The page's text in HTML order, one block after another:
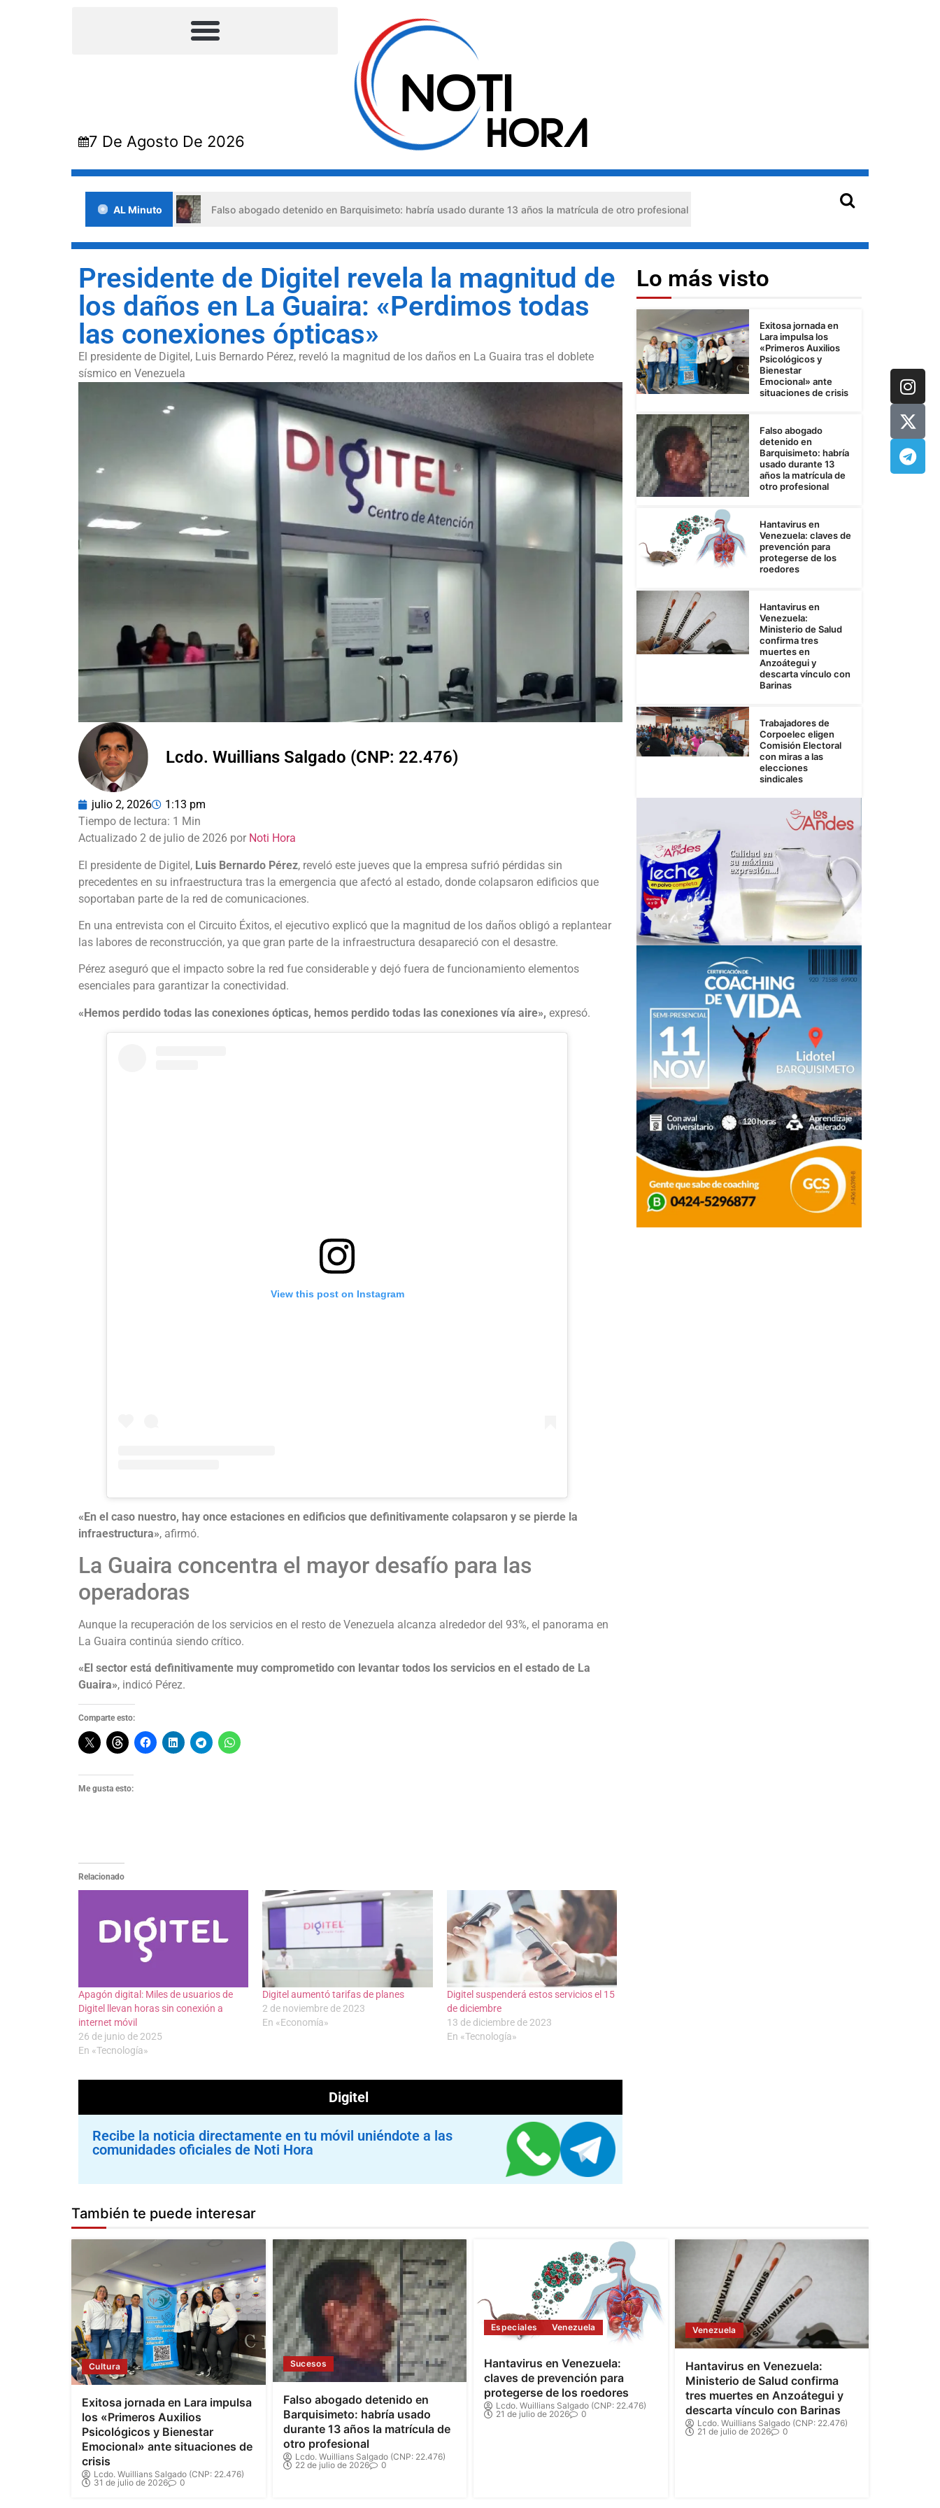
7 De Agosto De 2026
AL MinutoFalso abogado detenido en Barquisimeto: habría usado durante 13 años la matrícula de otro profesional Hantavirus en Venezuela: claves de prevención
Presidente de Digitel revela la magnitud de
los daños en La Guaira: «Perdimos todas
las conexiones ópticas»
El presidente de Digitel, Luis Bernardo Pérez, reveló la magnitud de los daños en La Guaira tras el doblete
sísmico en Venezuela
Lcdo. Wuillians Salgado (CNP: 22.476)
julio 2, 2026 1:13 pm
Actualizado 2 de julio de 2026 por Noti Hora
El presidente de Digitel, Luis Bernardo Pérez, reveló este jueves que la empresa sufrió pérdidas sin
precedentes en su infraestructura tras la emergencia que afectó al estado, donde colapsaron edificios que
soportaban parte de la red de comunicaciones.
En una entrevista con el Circuito Éxitos, el ejecutivo explicó que la magnitud de los daños obligó a replantear
las labores de reconstrucción, ya que gran parte de la infraestructura desapareció con el desastre.
Pérez aseguró que el impacto sobre la red fue considerable y dejó fuera de funcionamiento elementos
esenciales para garantizar la conectividad.
«Hemos perdido todas las conexiones ópticas, hemos perdido todas las conexiones vía aire», expresó.
View this post on Instagram
«En el caso nuestro, hay once estaciones en edificios que definitivamente colapsaron y se pierde la
infraestructura», afirmó.
La Guaira concentra el mayor desafío para las
operadoras
Aunque la recuperación de los servicios en el resto de Venezuela alcanza alrededor del 93%, el panorama en
La Guaira continúa siendo crítico.
«El sector está definitivamente muy comprometido con levantar todos los servicios en el estado de La
Guaira», indicó Pérez.
Comparte esto:
Me gusta esto:
Relacionado
Apagón digital: Miles de usuarios de
Digitel llevan horas sin conexión a
internet móvil
26 de junio de 2025
En «Tecnología»
Digitel aumentó tarifas de planes
2 de noviembre de 2023
En «Economía»
Digitel suspenderá estos servicios el 15
de diciembre
13 de diciembre de 2023
En «Tecnología»
Digitel
Recibe la noticia directamente en tu móvil uniéndote a las
comunidades oficiales de Noti Hora
Lo más visto
Exitosa jornada en
Lara impulsa los
«Primeros Auxilios
Psicológicos y
Bienestar
Emocional» ante
situaciones de crisis
Falso abogado
detenido en
Barquisimeto: habría
usado durante 13
años la matrícula de
otro profesional
Hantavirus en
Venezuela: claves de
prevención para
protegerse de los
roedores
Hantavirus en
Venezuela:
Ministerio de Salud
confirma tres
muertes en
Anzoátegui y
descarta vínculo con
Barinas
Trabajadores de
Corpoelec eligen
Comisión Electoral
con miras a las
elecciones
sindicales
También te puede interesar
Cultura
Exitosa jornada en Lara impulsa
los «Primeros Auxilios
Psicológicos y Bienestar
Emocional» ante situaciones de
crisis
Lcdo. Wuillians Salgado (CNP: 22.476)
31 de julio de 2026
0
Sucesos
Falso abogado detenido en
Barquisimeto: habría usado
durante 13 años la matrícula de
otro profesional
Lcdo. Wuillians Salgado (CNP: 22.476)
22 de julio de 2026
0
Especiales Venezuela
Hantavirus en Venezuela:
claves de prevención para
protegerse de los roedores
Lcdo. Wuillians Salgado (CNP: 22.476)
21 de julio de 2026
0
Venezuela
Hantavirus en Venezuela:
Ministerio de Salud confirma
tres muertes en Anzoátegui y
descarta vínculo con Barinas
Lcdo. Wuillians Salgado (CNP: 22.476)
21 de julio de 2026
0